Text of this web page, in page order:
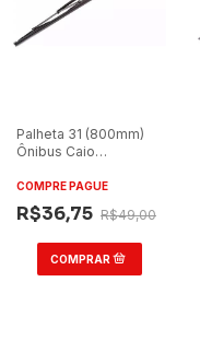
Palheta 31 (800mm)
Ônibus Caio
COMPRE PAGUE
R$36,75 R$49,00